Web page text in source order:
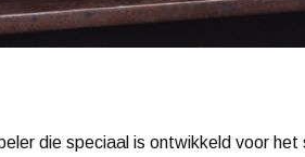
die speciaal is ontwikkeld voor